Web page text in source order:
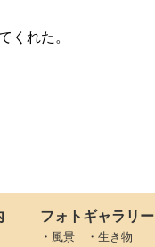
くれた。
フォトギャラリー
・風景 ・生き物